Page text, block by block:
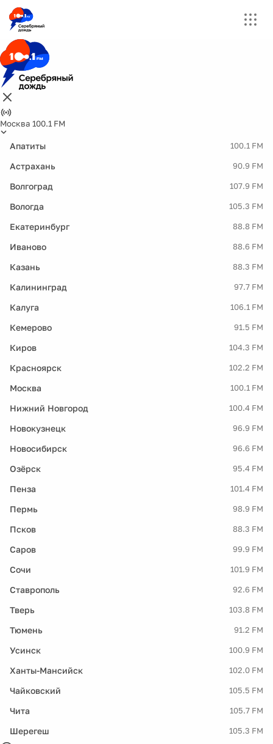
Москва 100.1 FM
Апатиты 100.1 FM
Астрахань 90.9 FM
Волгоград 107.9 FM
Вологда 105.3 FM
Екатеринбург 88.8 FM
Иваново 88.6 FM
Казань 88.3 FM
Калининград 97.7 FM
Калуга 106.1 FM
Кемерово 91.5 FM
Киров 104.3 FM
Красноярск 102.2 FM
Москва 100.1 FM
Нижний Новгород 100.4 FM
Новокузнецк 96.9 FM
Новосибирск 96.6 FM
Озёрск 95.4 FM
Пенза 101.4 FM
Пермь 98.9 FM
Псков 88.3 FM
Саров 99.9 FM
Сочи 101.9 FM
Ставрополь 92.6 FM
Тверь 103.8 FM
Тюмень 91.2 FM
Усинск 100.9 FM
Ханты-Мансийск 102.0 FM
Чайковский 105.5 FM
Чита 105.7 FM
Шерегеш 105.3 FM